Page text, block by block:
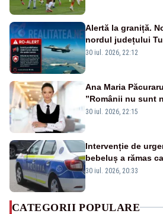
Alertă la graniță.
nordul județului
la sol două avioane
30 iul. 2026, 22:12
Ana Maria
”Românii nu sunt
Bolojan”
30 iul. 2026, 22:15
Intervenție de
bebeluș a rămas
din cauza unei
30 iul. 2026, 20:33
CATEGORII POPULARE